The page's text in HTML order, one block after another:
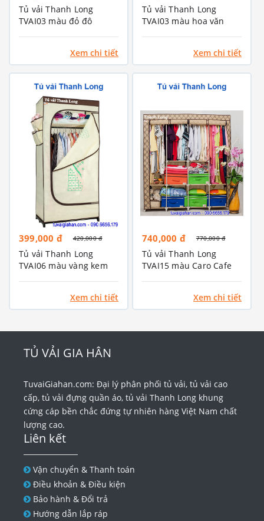
Tủ vải Thanh Long
TVAI03 màu đỏ đô
Xem chi tiết
Tủ vải Thanh Long
TVAI03 màu hoa văn
Xem chi tiết
399,000 đ 420,000 đ
Tủ vải Thanh Long
TVAI06 màu vàng kem
Xem chi tiết
740,000 đ 770,000 đ
Tủ vải Thanh Long
TVAI15 màu Caro Cafe
Xem chi tiết
TỦ VẢI GIA HÂN
TuvaiGiahan.com: Đại lý phân phối tủ vải, tủ vải cao
cấp, tủ vải đựng quần áo, tủ vải Thanh Long khung
cứng cáp bền chắc đứng tự nhiên hàng Việt Nam chất
lượng cao.
Liên kết
Vận chuyển & Thanh toán
Điều khoản & Điều kiện
Bảo hành & Đổi trả
Hướng dẫn lắp ráp